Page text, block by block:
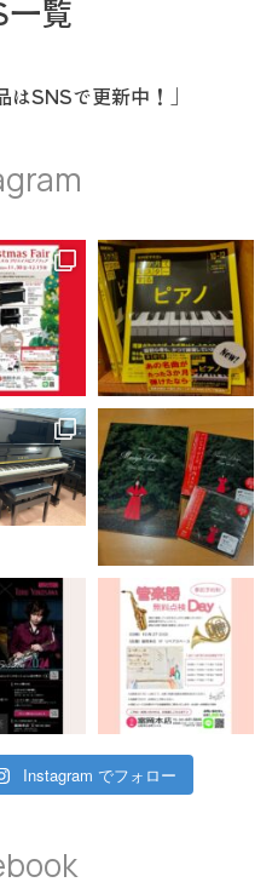
覧
はSNSで更新中！」
Instagram でフォロー